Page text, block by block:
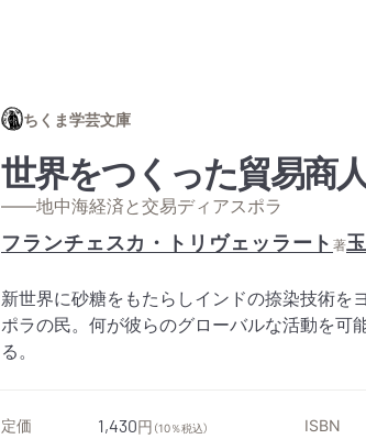
ちくま学芸文庫
世界をつくった貿易商
——地中海経済と交易ディアスポラ
フランチェスカ・トリヴェッラート著
新世界に砂糖をもたらしインドの捺染技術を
ポラの民。何が彼らのグローバルな活動を
る。
定価 1,430円 （10％税込） ISBN